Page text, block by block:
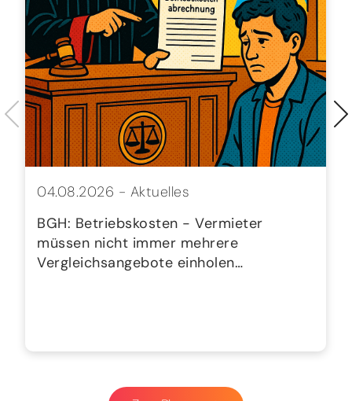
04.08.2026 - Aktuelles
BGH: Betriebskosten - Vermieter
müssen nicht immer mehrere
Vergleichsangebote einholen…